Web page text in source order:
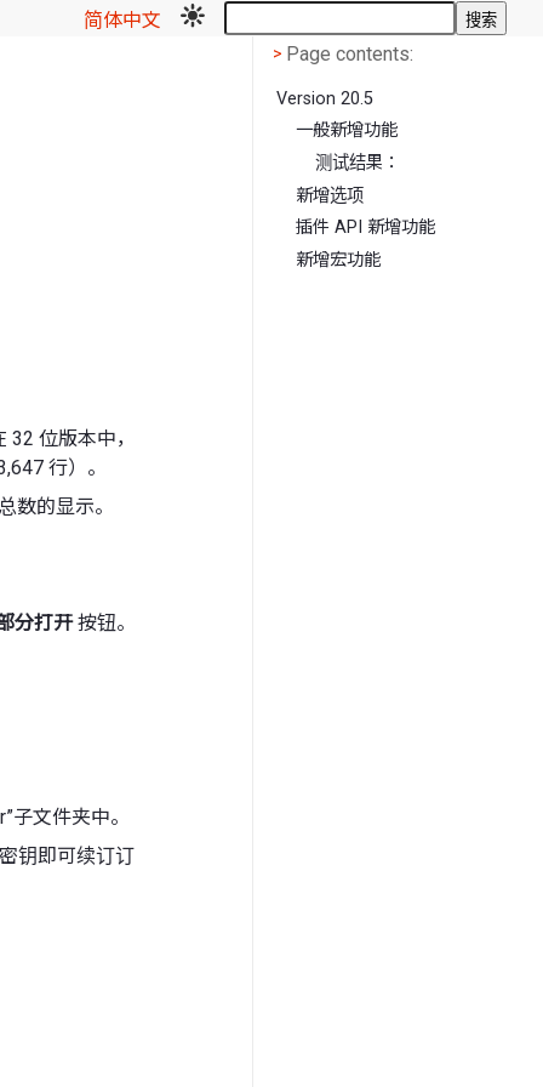
简体中文 搜索
位版本中，
行）。
数的显示。
分打开按钮。
文件夹中。
钥即可续订订
< Page contents
> Page contents:
Version 20.5
一般新增功能
测试结果：
新增选项
插件 API 新增功能
新增宏功能